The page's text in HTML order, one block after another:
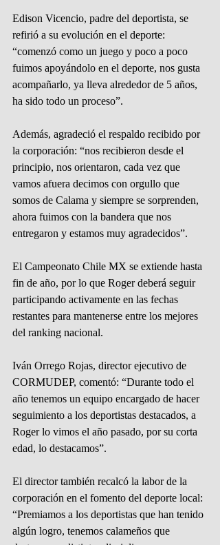
Edison Vicencio, padre del deportista, se
refirió a su evolución en el deporte:
“comenzó como un juego y poco a poco
fuimos apoyándolo en el deporte, nos gusta
acompañarlo, ya lleva alrededor de 5 años,
ha sido todo un proceso”.
Además, agradeció el respaldo recibido por
la corporación: “nos recibieron desde el
principio, nos orientaron, cada vez que
vamos afuera decimos con orgullo que
somos de Calama y siempre se sorprenden,
ahora fuimos con la bandera que nos
entregaron y estamos muy agradecidos”.
El Campeonato Chile MX se extiende hasta
fin de año, por lo que Roger deberá seguir
participando activamente en las fechas
restantes para mantenerse entre los mejores
del ranking nacional.
Iván Orrego Rojas, director ejecutivo de
CORMUDEP, comentó: “Durante todo el
año tenemos un equipo encargado de hacer
seguimiento a los deportistas destacados, a
Roger lo vimos el año pasado, por su corta
edad, lo destacamos”.
El director también recalcó la labor de la
corporación en el fomento del deporte local:
“Premiamos a los deportistas que han tenido
algún logro, tenemos calameños que